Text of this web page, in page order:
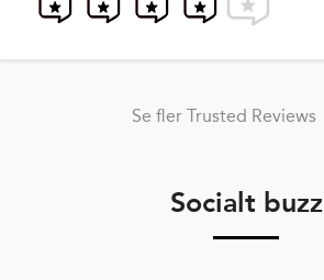
Se fler Trusted Reviews
Socialt buzz